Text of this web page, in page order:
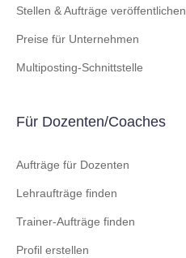
Stellen & Aufträge veröffentlichen
Preise für Unternehmen
Multiposting-Schnittstelle
Für Dozenten/Coaches
Aufträge für Dozenten
Lehraufträge finden
Trainer-Aufträge finden
Profil erstellen